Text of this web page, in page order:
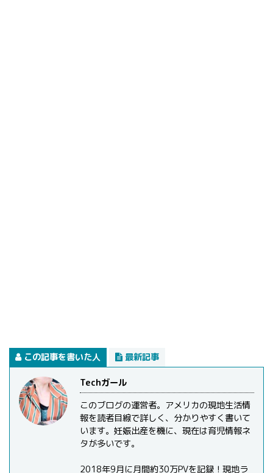
この記事を書いた人 最新記事
Techガール
このブログの運営者。アメリカの現地生活情
報を読者目線で詳しく、分かりやすく書いて
います。妊娠出産を機に、現在は育児情報ネ
タが多いです。
2018年9月に月間約30万PVを記録！現地ラ